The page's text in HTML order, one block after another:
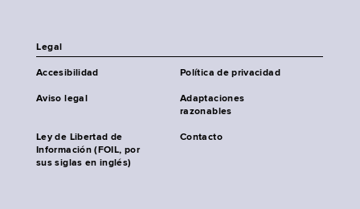
Legal
Accesibilidad Política de privacidad
Aviso legal
Adaptaciones
razonables
Ley de Libertad de
Información (FOIL, por
sus siglas en inglés)
Contacto